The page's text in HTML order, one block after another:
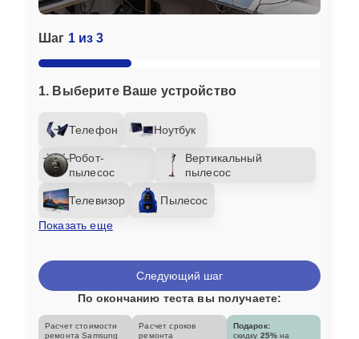
Шаг 1 из 3
1. Выберите Ваше устройство
Телефон Ноутбук
Робот-
пылесос
Вертикальный
пылесос
Телевизор
Пылесос
Показать еще
Следующий шаг
По окончанию теста вы получаете:
Расчет стоимости
ремонта Samsung
Расчет сроков
ремонта
Подарок:
скидку 25% на